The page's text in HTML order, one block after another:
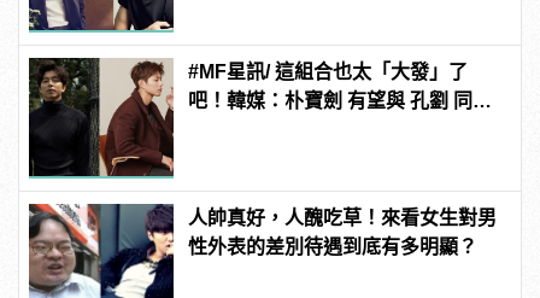
#MF星訊/ 這組合也太「大發」了
吧！韓媒：朴寶劍 有望與 孔劉 同框
人帥真好，人醜吃草！來看女生對男
性外表的差別待遇到底有多明顯？